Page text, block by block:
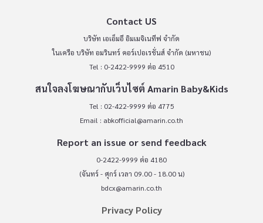
Contact US
บริษัท เอเอ็มอี อิมเมจิเนทีฟ จำกัด
ในเครือ บริษัท อมรินทร์ คอร์เปอเรชั่นส์ จำกัด (มหาชน)
Tel : 0-2422-9999 ต่อ 4510
สนใจลงโฆษณากับเว็บไซต์ Amarin Baby&Kids
Tel : 02-422-9999 ต่อ 4775
Email : abkofficial@amarin.co.th
Report an issue or send feedback
0-2422-9999 ต่อ 4180
(จันทร์ - ศุกร์ เวลา 09.00 - 18.00 น)
bdcx@amarin.co.th
Privacy Policy